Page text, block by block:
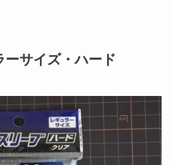
サイズ・ハード